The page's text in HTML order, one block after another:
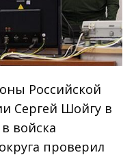
Российской
Сергей Шойгу в
войска
проверил